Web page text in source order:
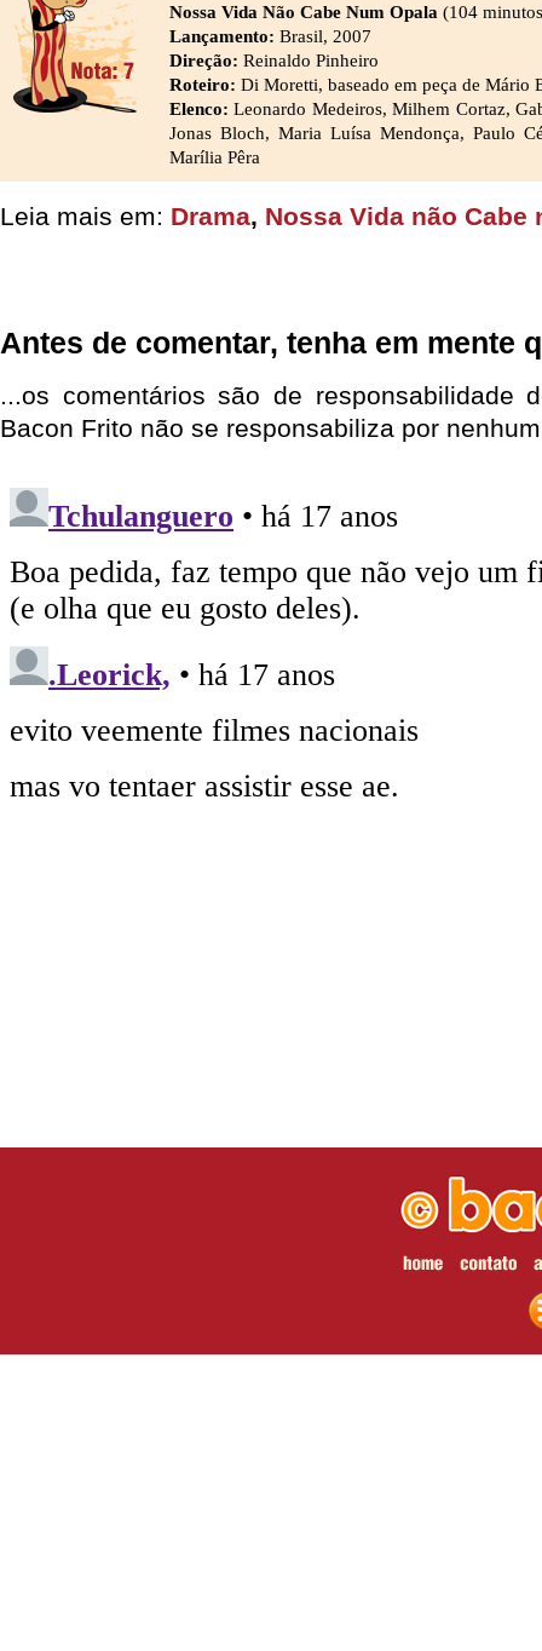
Nossa Vida Não Cabe Num Opala (104
Lançamento: Brasil, 2007
Direção: Reinaldo Pinheiro
Roteiro: Di Moretti, baseado em peça de Mário
Elenco: Leonardo Medeiros, Milhem Cortaz,
Jonas Bloch, Maria Luísa Mendonça, Paulo
Marília Pêra
Leia mais em: Drama, Nossa Vida não Cabe
Antes de comentar, tenha em mente
...os comentários são de responsabilidade
Bacon Frito não se responsabiliza por